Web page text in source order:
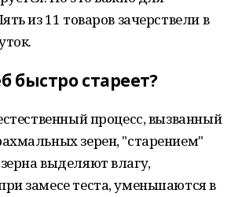
из 11 товаров зачерствели в
быстро стареет?
процесс, вызванный
зерен, "старением"
выделяют влагу,
замесе теста, уменьшаются в